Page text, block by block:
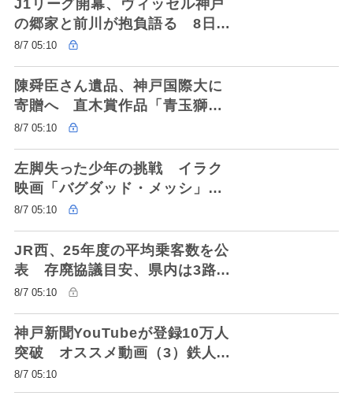
J1リーグ開幕、ヴィッセル神戸
の郷家と前川が抱負語る 8日、
敵地福岡で初戦
8/7 05:10
陳舜臣さん遺品、神戸国際大に
寄贈へ 直木賞作品「青玉獅子
香炉」原稿など 一部は一般公
開も予定
8/7 05:10
左脚失った少年の挑戦 イラク
映画「バグダッド・メッシ」
川西市出身の女性が日本上映実
現
8/7 05:10
JR西、25年度の平均乗客数を公
表 存廃協議目安、県内は3路線
5区間
8/7 05:10
神戸新聞YouTubeが登録10万人
突破 オススメ動画（3）鉄人28
号製造密着、交通事故の瞬間実
演…
8/7 05:10